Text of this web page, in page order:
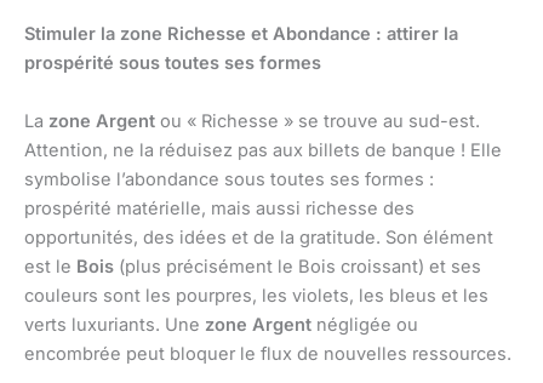
Stimuler la zone Richesse et Abondance : attirer la
prospérité sous toutes ses formes
La zone Argent ou « Richesse » se trouve au sud-est.
Attention, ne la réduisez pas aux billets de banque ! Elle
symbolise l’abondance sous toutes ses formes :
prospérité matérielle, mais aussi richesse des
opportunités, des idées et de la gratitude. Son élément
est le Bois (plus précisément le Bois croissant) et ses
couleurs sont les pourpres, les violets, les bleus et les
verts luxuriants. Une zone Argent négligée ou
encombrée peut bloquer le flux de nouvelles ressources.